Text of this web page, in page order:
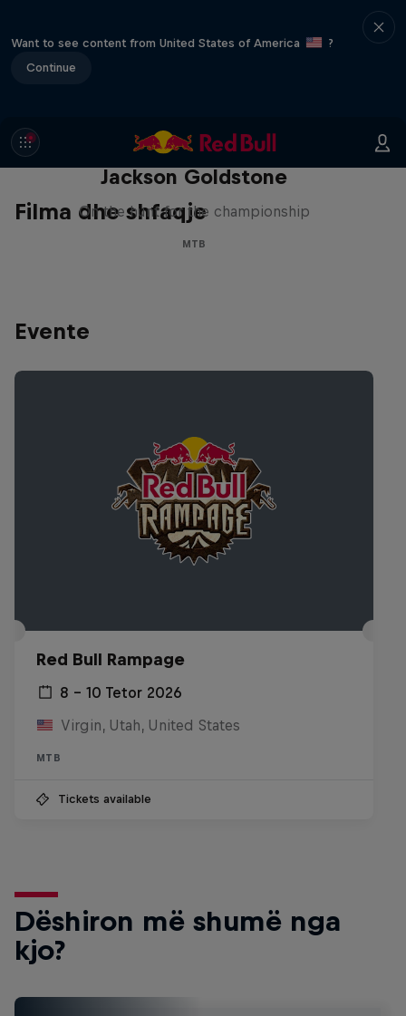
Want to see content from United States of America
?
Continue
Filma dhe shfaqje
The Search for Milliseconds:
Jackson Goldstone
On the hunt for the championship
MTB
Evente
Red Bull Rampage
8 – 10 Tetor 2026
Virgin, Utah, United States
MTB
Tickets available
Dëshiron më shumë nga
kjo?